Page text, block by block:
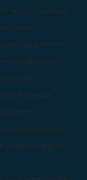
мягкой мебели.
бюро:
дизайна и
разработкой
для поиска
дизайна мягкой